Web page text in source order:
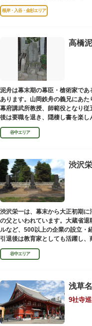
根岸・入谷・金杉エリア
高橋
泥舟は幕末期の幕臣・槍術家で
あります。山岡鉄舟の義兄にあた
幕府講武所教授、師範役となり
後は要職を退き、隠棲し書を楽
に幕末の三舟といわれています。
谷中エリア
渋沢
渋沢栄一は、幕末から大正初期
の父といわれています。大蔵省
ルなど、500以上の企業の設立・
引退後は教育家としても活躍し
しました。お墓は谷中霊園にあり
谷中エリア
浅草
9社寺